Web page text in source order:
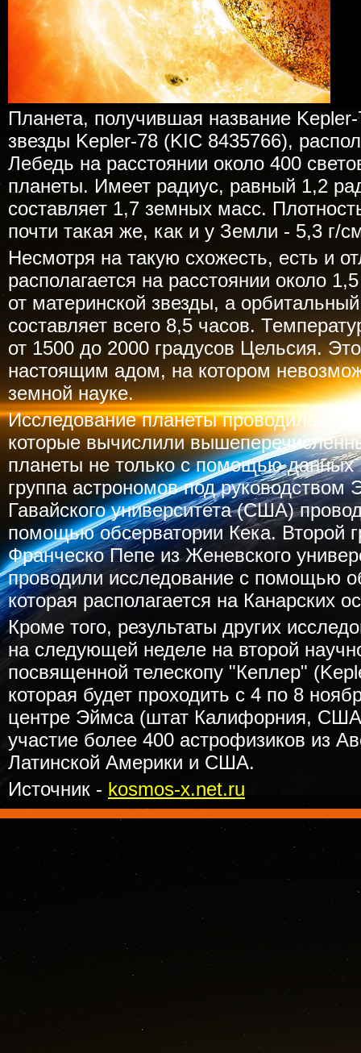
Планета, получившая название
звезды Kepler-78 (KIC 8435766),
Лебедь на расстоянии около 400
планеты. Имеет радиус, равный 1,2
составляет 1,7 земных масс.
почти такая же, как и у Земли - 5,3 г/
Несмотря на такую схожесть, есть и
располагается на расстоянии около
от материнской звезды, а
составляет всего 8,5 часов.
от 1500 до 2000 градусов Цельсия.
настоящим адом, на котором
земной науке.
Исследование планеты проводилось
которые вычислили
планеты не только с помощью данных
группа астрономов под руководством
Гавайского университета (США)
помощью обсерватории Кека. Второй
Франческо Пепе из Женевского
проводили исследование с помощью
которая располагается на Канарских
Кроме того, результаты других
на следующей неделе на второй
посвященной телескопу "Кеплер"
которая будет проходить с 4 по 8
центре Эймса (штат Калифорния,
участие более 400 астрофизиков из
Латинской Америки и США.
Источник - kosmos-x.net.ru